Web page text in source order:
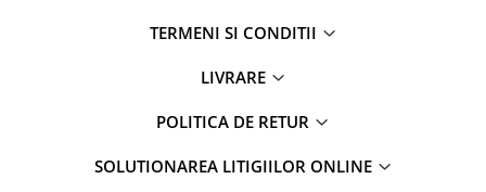
TERMENI SI CONDITII
LIVRARE
POLITICA DE RETUR
SOLUTIONAREA LITIGIILOR ONLINE